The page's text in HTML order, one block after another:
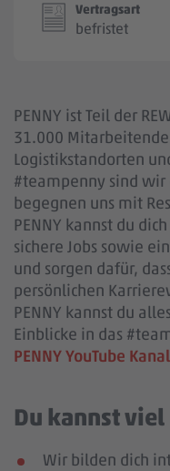
Vertragsart
befristet
PENNY ist Teil der
31.000
Logistikstandorten
#teampenny sind wir
begegnen uns mit
PENNY kannst du
sichere Jobs sowie
und sorgen dafür,
persönlichen
PENNY kannst du
Einblicke in das
PENNY YouTube Kanal
Du kannst
Wir bilden dich